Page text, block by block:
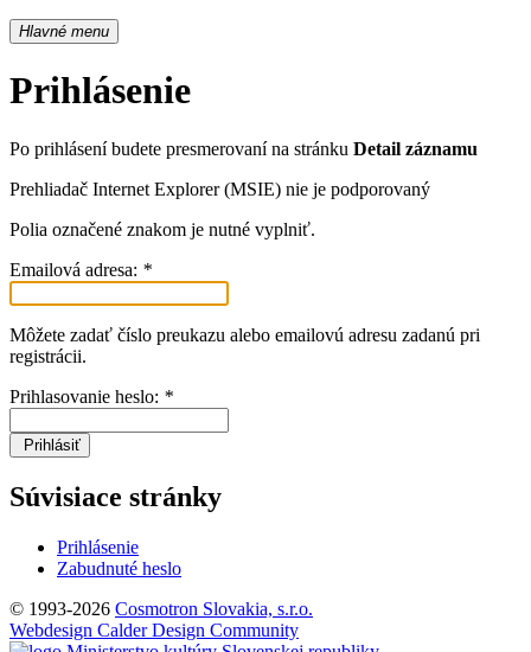
Hlavné menu
Prihlásenie
Po prihlásení budete presmerovaní na stránku Detail záznamu
Prehliadač Internet Explorer (MSIE) nie je podporovaný
Polia označené znakom je nutné vyplniť.
Emailová adresa: *
Môžete zadať číslo preukazu alebo emailovú adresu zadanú pri
registrácii.
Prihlasovanie heslo: *
Prihlásiť
Súvisiace stránky
Prihlásenie
Zabudnuté heslo
© 1993-2026 Cosmotron Slovakia, s.r.o.
Webdesign Calder Design Community